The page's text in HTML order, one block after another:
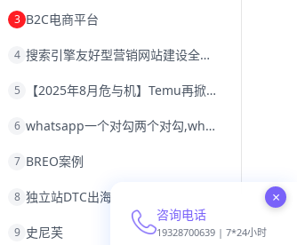
3 B2C电商平台
4 搜索引擎友好型营销网站建设全攻略
5 【2025年8月危与机】Temu再掀封店风暴，独立站才是跨境卖家的避险通道
6 whatsapp一个对勾两个对勾,whatsapp对勾代表什么意思
7 BREO案例
8 独立站DTC出海
9 史尼芙
×
咨询电话
19328700639 | 7*24小时